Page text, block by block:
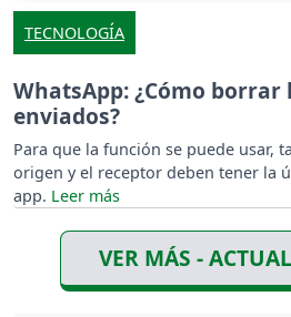
TECNOLOGÍA
WhatsApp: ¿Cómo borrar
enviados?
Para que la función se puede usar,
origen y el receptor deben tener la
app.
VER MÁS -